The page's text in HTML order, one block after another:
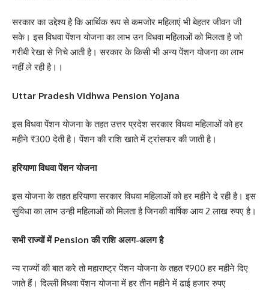
सरकार का उद्देश्य है कि आर्थिक रूप से कमजोर महिलाएं भी बेहतर जीवन जी
सके। इस विधवा पेंशन योजना का लाभ उन विधवा महिलाओं को मिलता है जो
गरीबी रेखा से निचे आती है। सरकार के किसी भी अन्य पेंशन योजना का लाभ
नहीं ले रही है।।
Uttar Pradesh Vidhwa Pension Yojana
इस विधवा पेंशन योजना के तहत उत्तर प्रदेश सरकार विधवा महिलाओं को हर
महीने ₹300 देती है। पेंशन की राशि खाते में ट्रांसफर की जाती है।
हरियाणा विधवा पेंशन योजना
इस योजना के तहत हरियाणा सरकार विधवा महिलाओं को हर महीने दे रही है। इस
सुविधा का लाभ उन्ही महिलाओं को मिलता है जिनकी वार्षिक आय 2 लाख रुपए है।
सभी राज्यों में Pension की राशि अलग-अलग है
न्य राज्यों की बात करे तो महाराष्ट्र पेंशन योजना के तहत ₹900 हर महीने दिए
जाते हैं। दिल्ली विधवा पेंशन योजना में हर तीन महीने में ढाई हजार रुपए